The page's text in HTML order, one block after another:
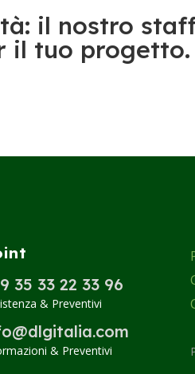
il nostro
il tuo progetto.
35 33 22 33 96
& Preventivi
& Preventivi